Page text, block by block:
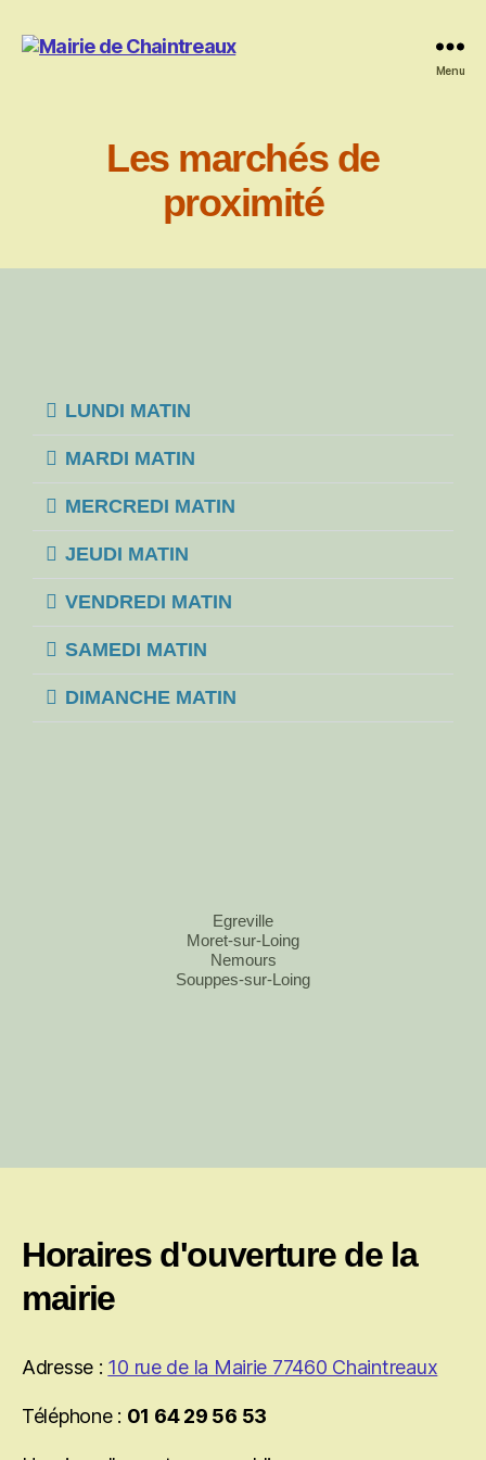
Menu
Les marchés de
proximité
LUNDI MATIN
MARDI MATIN
MERCREDI MATIN
JEUDI MATIN
VENDREDI MATIN
SAMEDI MATIN
DIMANCHE MATIN
Egreville
Moret-sur-Loing
Nemours
Souppes-sur-Loing
Horaires d'ouverture de la
mairie
Adresse : 10 rue de la Mairie 77460 Chaintreaux
Téléphone : 01 64 29 56 53